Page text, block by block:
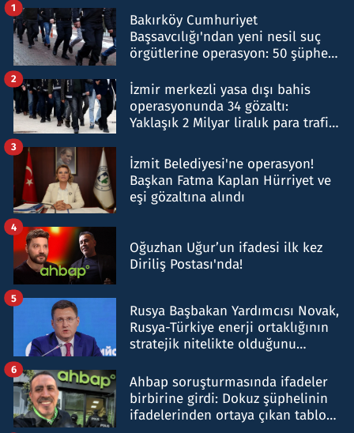
Bakırköy Cumhuriyet
Başsavcılığı'ndan yeni nesil suç
örgütlerine operasyon: 50 şüpheli
1
İzmir merkezli yasa dışı bahis
operasyonunda 34 gözaltı:
Yaklaşık 2 Milyar liralık para trafiği
2
İzmit Belediyesi'ne operasyon!
Başkan Fatma Kaplan Hürriyet ve
eşi gözaltına alındı
3
Oğuzhan Uğur’un ifadesi ilk kez
Diriliş Postası'nda!
4
Rusya Başbakan Yardımcısı Novak,
Rusya-Türkiye enerji ortaklığının
stratejik nitelikte olduğunu
5
Ahbap soruşturmasında ifadeler
birbirine girdi: Dokuz şüphelinin
ifadelerinden ortaya çıkan tablo
6